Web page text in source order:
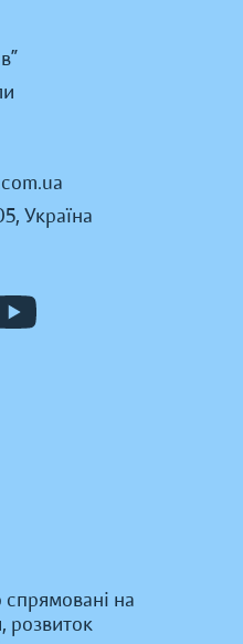
Україна
спрямовані на
розвиток